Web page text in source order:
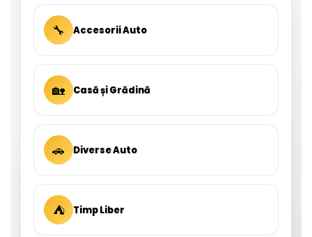
🔧 Accesorii Auto
🏡 Casă și Grădină
🚗 Diverse Auto
⛺ Timp Liber